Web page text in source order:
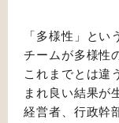
「多様性」とい
チームが多様性
これまでとは違
まれ良い結果が
経営者、行政幹